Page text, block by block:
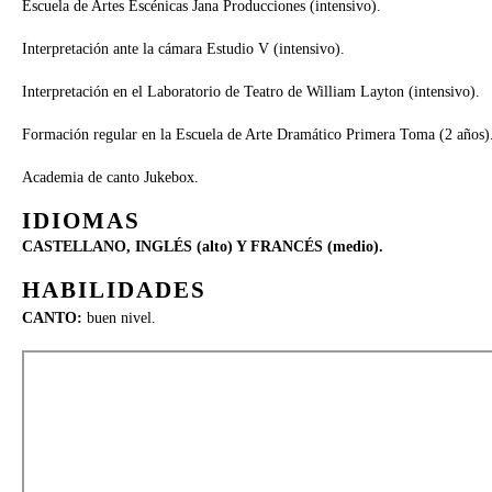
Escuela de Artes Escénicas Jana Producciones (intensivo).
Interpretación ante la cámara Estudio V (intensivo).
Interpretación en el Laboratorio de Teatro de William Layton (intensivo).
Formación regular en la Escuela de Arte Dramático Primera Toma (2
Academia de canto Jukebox.
IDIOMAS
CASTELLANO, INGLÉS (alto) Y FRANCÉS (medio).
HABILIDADES
CANTO: buen nivel.